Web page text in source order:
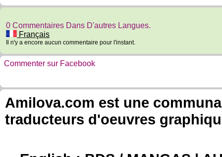
0 Commentaires Dans D'autres Langues.
Français
Il n'y a encore aucun commentaire pour l'instant.
Commenter sur Facebook
Amilova.com est une
traducteurs d'oeuvres